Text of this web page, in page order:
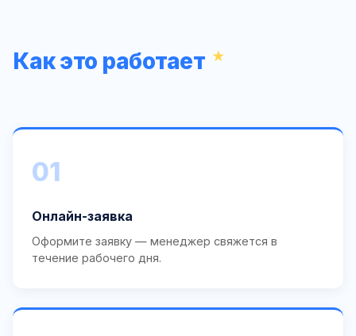
Как это работает
01
Онлайн-заявка
Оформите заявку — менеджер свяжется в
течение рабочего дня.